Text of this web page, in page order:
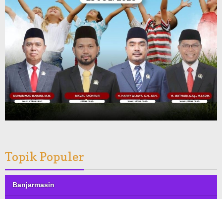
Topik Populer
Banjarmasin